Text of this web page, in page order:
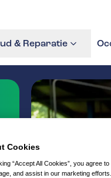
& Reparatie
Cookies
“Accept All Cookies”, you agree
and assist in our marketing efforts.